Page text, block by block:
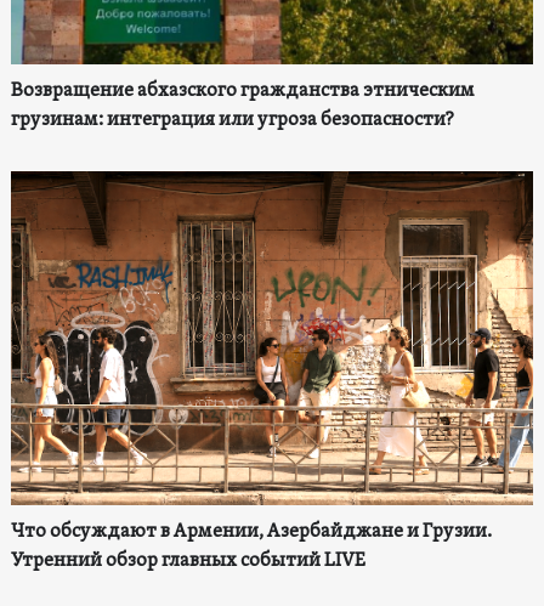
Возвращение абхазского гражданства этническим
грузинам: интеграция или угроза безопасности?
Что обсуждают в Армении, Азербайджане и Грузии.
Утренний обзор главных событий LIVE